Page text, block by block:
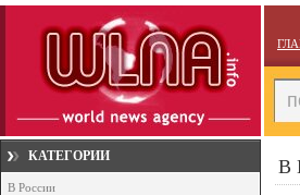
КАТЕГОРИИ
В России
В